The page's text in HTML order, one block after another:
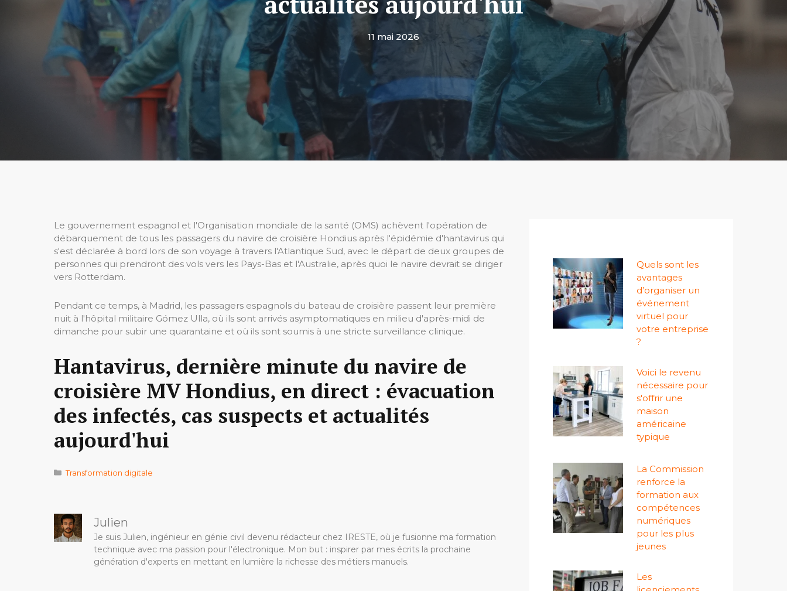
11 mai 2026
Le gouvernement espagnol et l'Organisation mondiale de la santé (OMS) achèvent l'opération de
débarquement de tous les passagers du navire de croisière Hondius après l'épidémie d'hantavirus qui
s'est déclarée à bord lors de son voyage à travers l'Atlantique Sud, avec le départ de deux groupes de
personnes qui prendront des vols vers les Pays-Bas et l'Australie, après quoi le navire devrait se diriger
vers Rotterdam.
Pendant ce temps, à Madrid, les passagers espagnols du bateau de croisière passent leur première
nuit à l'hôpital militaire Gómez Ulla, où ils sont arrivés asymptomatiques en milieu d'après-midi de
dimanche pour subir une quarantaine et où ils sont soumis à une stricte surveillance clinique.
Hantavirus, dernière minute du navire de
croisière MV Hondius, en direct : évacuation
des infectés, cas suspects et actualités
aujourd'hui
Catégories
Transformation digitale
Julien
Je suis Julien, ingénieur en génie civil devenu rédacteur chez IRESTE, où je fusionne ma formation
technique avec ma passion pour l'électronique. Mon but : inspirer par mes écrits la prochaine
génération d'experts en mettant en lumière la richesse des métiers manuels.
Quels sont les
avantages
d’organiser un
événement
virtuel pour
votre entreprise
?
Voici le revenu
nécessaire pour
s'offrir une
maison
américaine
typique
La Commission
renforce la
formation aux
compétences
numériques
pour les plus
jeunes
Les